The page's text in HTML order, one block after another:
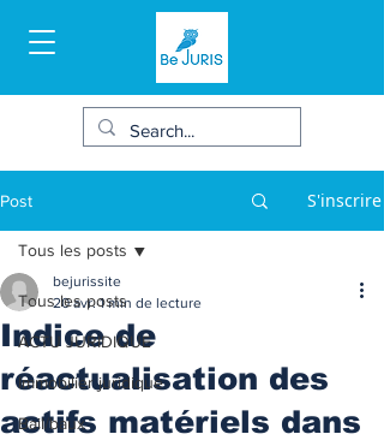
Post S'inscrire
Tous les posts
ACTU JURIDIQUE
Immobilier juridique
Bail/baux
Tous les posts
Indice de
réactualisation des
actifs matériels dans
bejurissite
20 avr. 1 min de lecture